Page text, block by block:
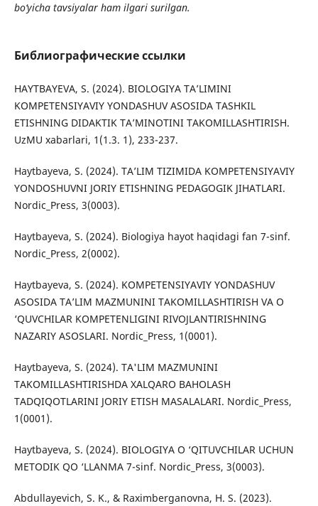
bo‘yicha tavsiyalar ham ilgari surilgan.
Библиографические ссылки
HAYTBAYEVA, S. (2024). BIOLOGIYA TA’LIMINI
KOMPETENSIYAVIY YONDASHUV ASOSIDA TASHKIL
ETISHNING DIDAKTIK TA’MINOTINI TAKOMILLASHTIRISH.
UzMU xabarlari, 1(1.3. 1), 233-237.
Haytbayeva, S. (2024). TA’LIM TIZIMIDA KOMPETENSIYAVIY
YONDOSHUVNI JORIY ETISHNING PEDAGOGIK JIHATLARI.
Nordic_Press, 3(0003).
Haytbayeva, S. (2024). Biologiya hayot haqidagi fan 7-sinf.
Nordic_Press, 2(0002).
Haytbayeva, S. (2024). KOMPETENSIYAVIY YONDASHUV
ASOSIDA TA’LIM MAZMUNINI TAKOMILLASHTIRISH VA O
‘QUVCHILAR KOMPETENLIGINI RIVOJLANTIRISHNING
NAZARIY ASOSLARI. Nordic_Press, 1(0001).
Haytbayeva, S. (2024). TA'LIM MAZMUNINI
TAKOMILLASHTIRISHDA XALQARO BAHOLASH
TADQIQOTLARINI JORIY ETISH MASALALARI. Nordic_Press,
1(0001).
Haytbayeva, S. (2024). BIOLOGIYA O ‘QITUVCHILAR UCHUN
METODIK QO ‘LLANMA 7-sinf. Nordic_Press, 3(0003).
Abdullayevich, S. K., & Raximberganovna, H. S. (2023).